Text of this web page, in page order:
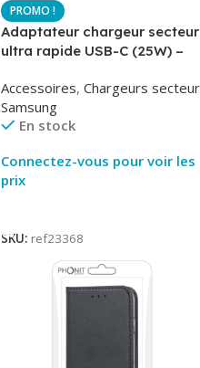
Adaptateur chargeur secteur
ultra rapide USB-C (25W) –
EP-TA800
Accessoires, Chargeurs secteur
Samsung
En stock
Connectez-vous pour voir les
prix
SKU: ref23368